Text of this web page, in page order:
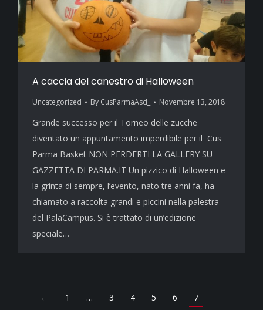
A caccia del canestro di Halloween
Uncategorized By CusParmaAsd_ Novembre 13, 2018
Grande successo per il Torneo delle zucche
diventato un appuntamento imperdibile per il Cus
Parma Basket NON PERDERTI LA GALLERY SU
GAZZETTA DI PARMA.IT Un pizzico di Halloween e
la grinta di sempre, l’evento, nato tre anni fa, ha
chiamato a raccolta grandi e piccini nella palestra
del PalaCampus. Si è trattato di un’edizione
speciale…
← 1 … 3 4 5 6 7